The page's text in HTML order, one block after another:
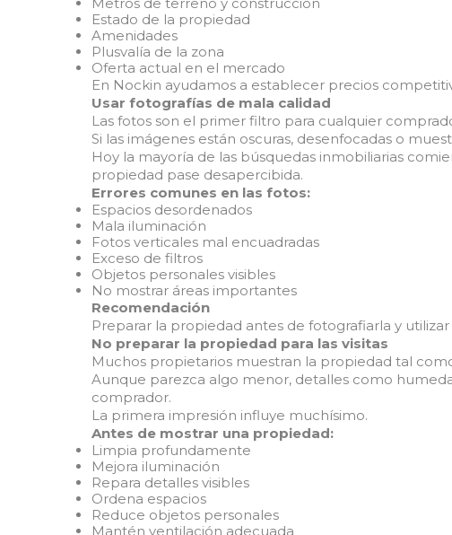
Metros de terreno y construcción
Estado de la propiedad
Amenidades
Plusvalía de la zona
Oferta actual en el mercado
En Nockin ayudamos a establecer precios
Usar fotografías de mala calidad
Las fotos son el primer filtro para cualquier
Si las imágenes están oscuras, desenfocadas o
Hoy la mayoría de las búsquedas inmobiliarias
propiedad pase desapercibida.
Errores comunes en las fotos:
Espacios desordenados
Mala iluminación
Fotos verticales mal encuadradas
Exceso de filtros
Objetos personales visibles
No mostrar áreas importantes
Recomendación
Preparar la propiedad antes de fotografiarla y
No preparar la propiedad para las visitas
Muchos propietarios muestran la propiedad tal
Aunque parezca algo menor, detalles como
comprador.
La primera impresión influye muchísimo.
Antes de mostrar una propiedad:
Limpia profundamente
Mejora iluminación
Repara detalles visibles
Ordena espacios
Reduce objetos personales
Mantén ventilación adecuada